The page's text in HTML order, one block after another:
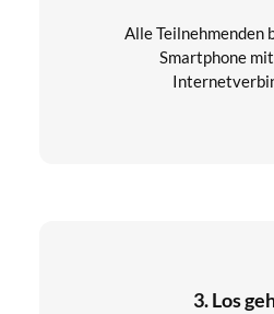
Alle Teilnehmenden
Smartphone
3. Los